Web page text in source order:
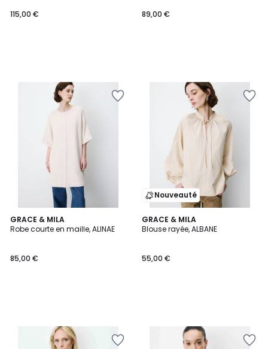
115,00 €
89,00 €
GRACE & MILA
Robe courte en maille, ALINAE
85,00 €
Nouveauté
GRACE & MILA
Blouse rayée, ALBANE
55,00 €